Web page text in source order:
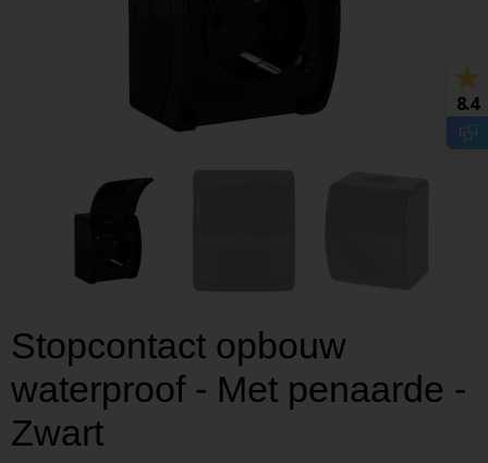
Stopcontact opbouw
waterproof - Met penaarde -
Zwart
8.4